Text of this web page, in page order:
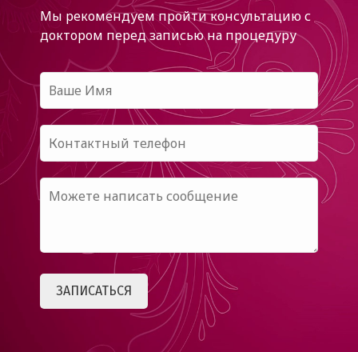
Мы рекомендуем пройти консультацию с
доктором перед записью на процедуру